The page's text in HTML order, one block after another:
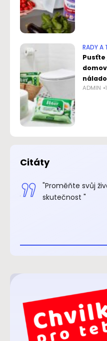
RADY A
Pusťte
ADMIN
Citáty
"Proměňte svůj
skutečnost "